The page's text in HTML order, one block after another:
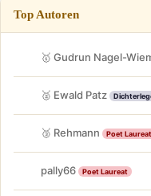
Top Autoren
🥇 Gudrun Nagel-
🥈 Ewald Patz
🥉 Rehmann Poet Laureat
pally66 Poet Laureat